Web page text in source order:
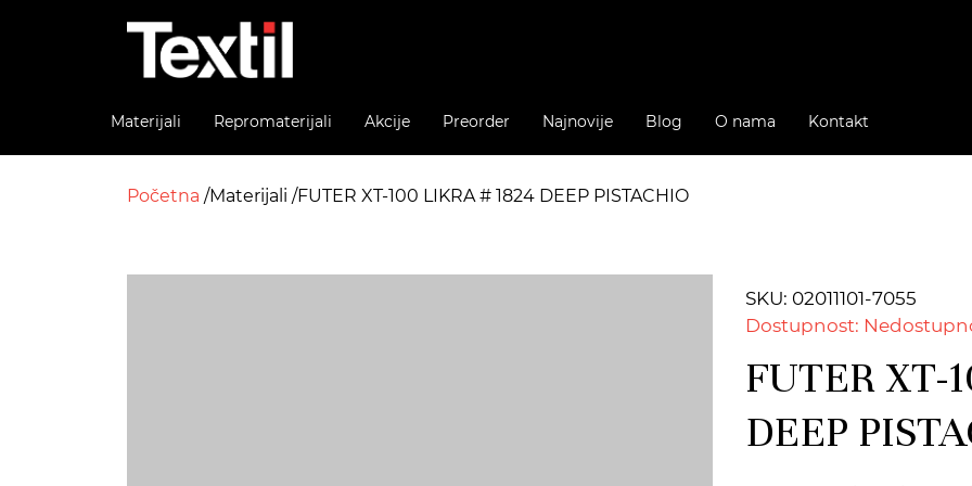
Materijali Repromaterijali Akcije Preorder Najnovije Blog O nama Kontakt
Početna Materijali FUTER XT-100 LIKRA # 1824 DEEP PISTACHIO
SKU: 02011101-7055
Dostupnost:
FUTER XT-
DEEP